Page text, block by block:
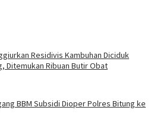
Residivis Kambuhan Diciduk
Ditemukan Ribuan Butir Obat
BBM Subsidi Dioper Polres Bitung ke